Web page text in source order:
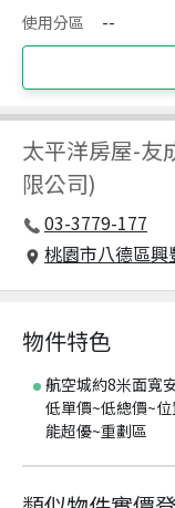
使用分區
--
太平洋房屋-友
限公司)
03-3779-177
桃園市八德區興
物件特色
航空城約8米面寬
低單價~低總價~
能超優~重劃區